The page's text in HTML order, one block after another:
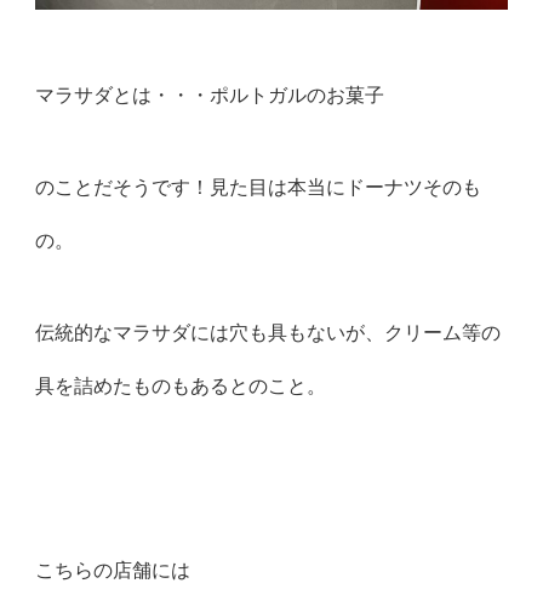
マラサダとは・・・ポルトガルのお菓子
のことだそうです！見た目は本当にドーナツそのも
の。
伝統的なマラサダには穴も具もないが、クリーム等の
具を詰めたものもあるとのこと。
こちらの店舗には